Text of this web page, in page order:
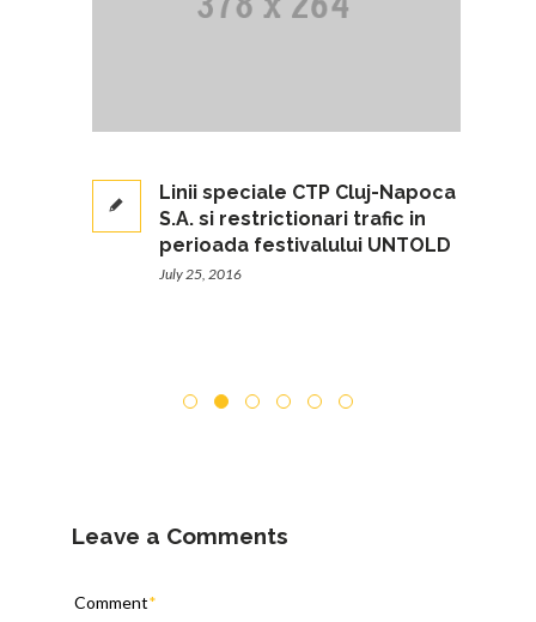
Linii speciale CTP Cluj-Napoca
S.A. si restrictionari trafic in
perioada festivalului UNTOLD
July 25, 2016
Leave a Comments
Comment*